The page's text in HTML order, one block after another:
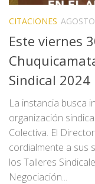
CITACIONES
Este viernes
Sindical 2024
La instancia busca
organización
Colectiva. El
cordialmente a sus
los Talleres
Negociación...